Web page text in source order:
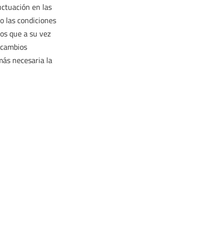
en las
las condiciones
que a su vez
necesaria la